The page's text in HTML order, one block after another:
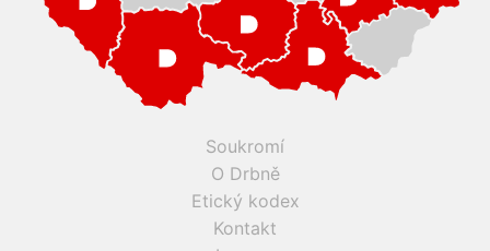
Soukromí
O Drbně
Etický kodex
Kontakt